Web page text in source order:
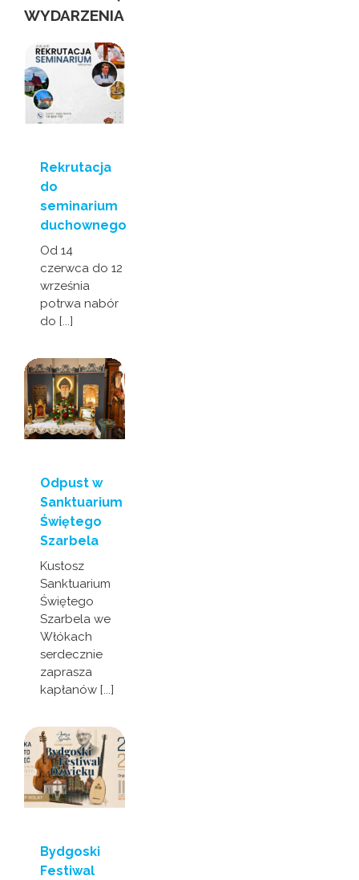
WYDARZENIA
Rekrutacja
do
seminarium
duchownego
Od 14
czerwca do 12
września
potrwa nabór
do [...]
Odpust w
Sanktuarium
Świętego
Szarbela
Kustosz
Sanktuarium
Świętego
Szarbela we
Włókach
serdecznie
zaprasza
kapłanów [...]
Bydgoski
Festiwal